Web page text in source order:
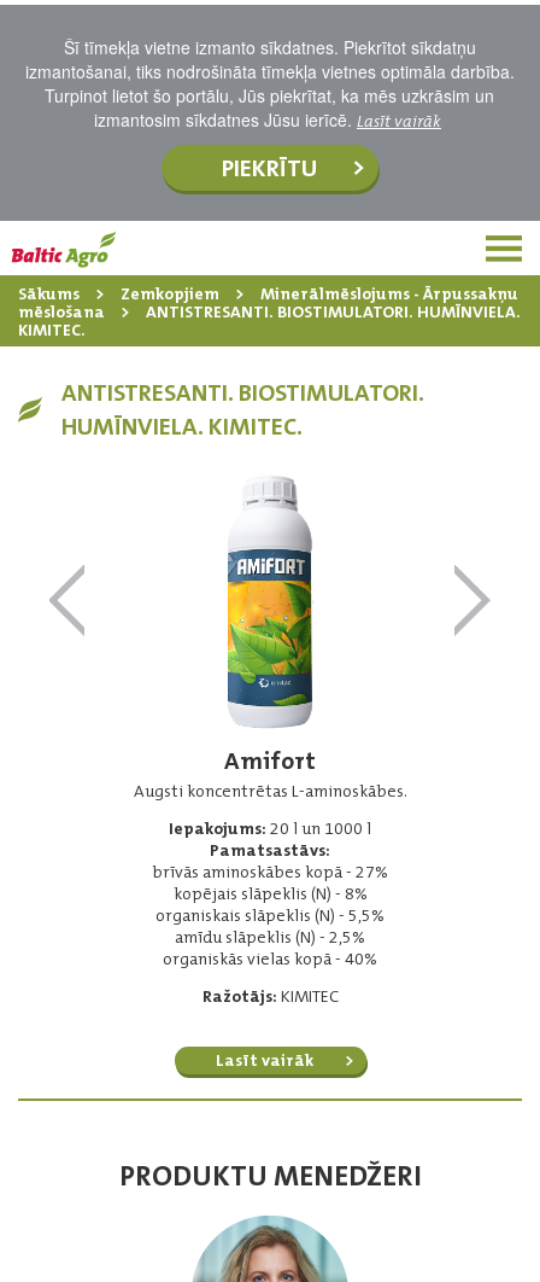
Šī tīmekļa vietne izmanto sīkdatnes. Piekrītot sīkdatņu
izmantošanai, tiks nodrošināta tīmekļa vietnes optimāla darbība.
Turpinot lietot šo portālu, Jūs piekrītat, ka mēs uzkrāsim un
izmantosim sīkdatnes Jūsu ierīcē. Lasīt vairāk
PIEKRĪTU
Sākums Zemkopjiem
Minerālmēslojums - Ārpussakņu
mēslošana
ANTISTRESANTI. BIOSTIMULATORI. HUMĪNVIELA.
KIMITEC.
ANTISTRESANTI. BIOSTIMULATORI.
HUMĪNVIELA. KIMITEC.
Amifort
Augsti koncentrētas L-aminoskābes.
Iepakojums: 20 l un 1000 l
Pamatsastāvs:
brīvās aminoskābes kopā - 27%
kopējais slāpeklis (N) - 8%
organiskais slāpeklis (N) - 5,5%
amīdu slāpeklis (N) - 2,5%
organiskās vielas kopā - 40%
Ražotājs: KIMITEC
Lasīt vairāk
PRODUKTU MENEDŽERI